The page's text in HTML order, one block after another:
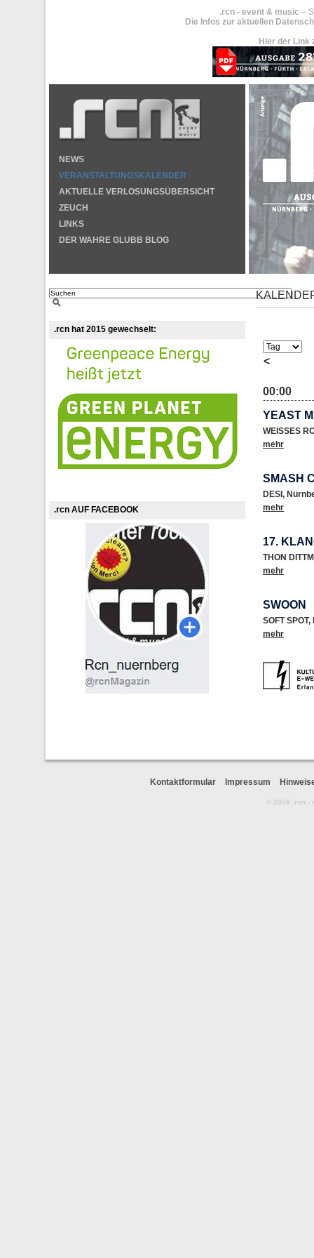
.rcn - event & music –
Die Infos zur aktuellen
Hier der Link
NEWS
VERANSTALTUNGSKALENDER
AKTUELLE VERLOSUNGSÜBERSICHT
ZEUCH
LINKS
DER WAHRE GLUBB BLOG
.rcn hat 2015 gewechselt:
.rcn AUF FACEBOOK
<
00:00
YEAST
WEISSES
mehr
SMASH
DESI ,
mehr
17.
THON
mehr
SWOON
SOFT SPOT,
mehr
Kontaktformular Impressum
© 2008 .rcn